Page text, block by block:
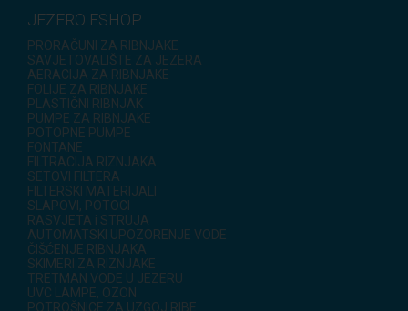
JEZERO ESHOP
PRORAČUNI ZA RIBNJAKE
SAVJETOVALIŠTE ZA JEZERA
AERACIJA ZA RIBNJAKE
FOLIJE ZA RIBNJAKE
PLASTIČNI RIBNJAK
PUMPE ZA RIBNJAKE
POTOPNE PUMPE
FONTANE
FILTRACIJA RIZNJAKA
SETOVI FILTERA
FILTERSKI MATERIJALI
SLAPOVI, POTOCI
RASVJETA i STRUJA
AUTOMATSKI UPOZORENJE VODE
ČIŠĆENJE RIBNJAKA
SKIMERI ZA RIZNJAKE
TRETMAN VODE U JEZERU
UVC LAMPE, OZON
POTROŠNICE ZA UZGOJ RIBE